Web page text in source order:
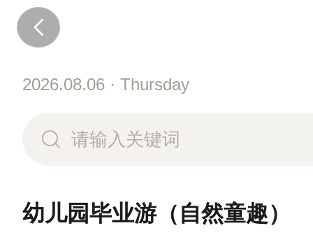
2026.08.06 · Thursday
幼儿园毕业游（自然童趣）